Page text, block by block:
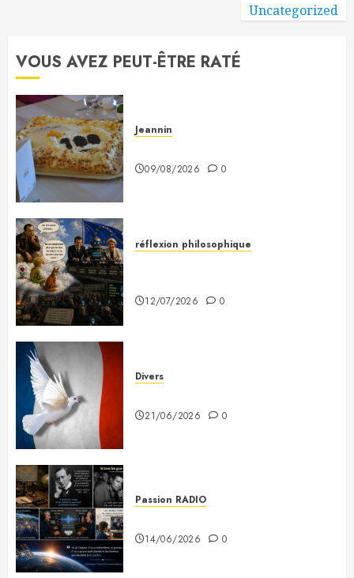
Uncategorized
VOUS AVEZ PEUT-ÊTRE RATÉ
Jeannin
09/08/2026 0
réflexion philosophique
12/07/2026 0
Divers
21/06/2026 0
Passion RADIO
14/06/2026 0